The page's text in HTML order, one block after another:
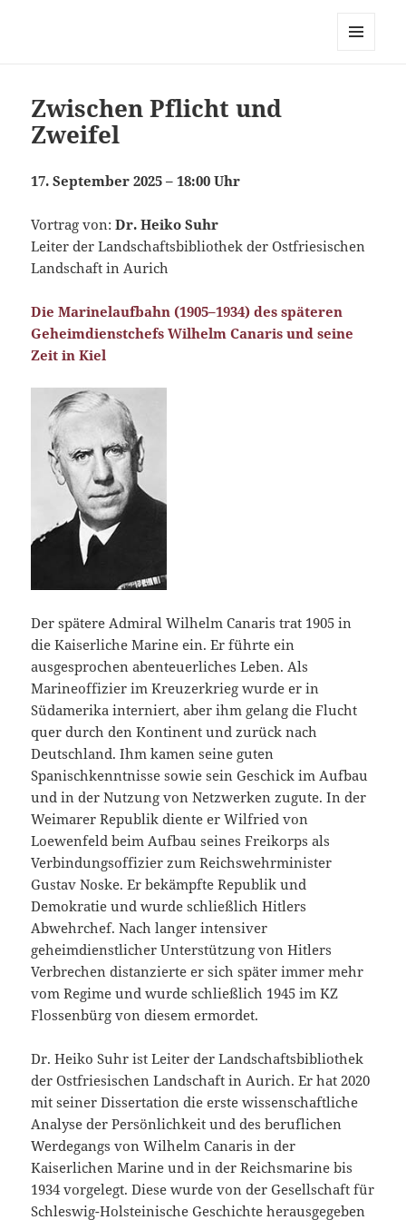
Zwischen Pflicht und
Zweifel
17. September 2025 – 18:00 Uhr
Vortrag von:Dr. Heiko Suhr
Leiter der Landschaftsbibliothek der Ostfriesischen
Landschaft in Aurich
Die Marinelaufbahn (1905–1934) des späteren
Geheimdienstchefs Wilhelm Canaris und seine
Zeit in Kiel
Der spätere Admiral Wilhelm Canaris trat 1905 in
die Kaiserliche Marine ein. Er führte ein
ausgesprochen abenteuerliches Leben. Als
Marineoffizier im Kreuzerkrieg wurde er in
Südamerika interniert, aber ihm gelang die Flucht
quer durch den Kontinent und zurück nach
Deutschland. Ihm kamen seine guten
Spanischkenntnisse sowie sein Geschick im Aufbau
und in der Nutzung von Netzwerken zugute. In der
Weimarer Republik diente er Wilfried von
Loewenfeld beim Aufbau seines Freikorps als
Verbindungsoffizier zum Reichswehrminister
Gustav Noske. Er bekämpfte Republik und
Demokratie und wurde schließlich Hitlers
Abwehrchef. Nach langer intensiver
geheimdienstlicher Unterstützung von Hitlers
Verbrechen distanzierte er sich später immer mehr
vom Regime und wurde schließlich 1945 im KZ
Flossenbürg von diesem ermordet.
Dr. Heiko Suhr ist Leiter der Landschaftsbibliothek
der Ostfriesischen Landschaft in Aurich. Er hat 2020
mit seiner Dissertation die erste wissenschaftliche
Analyse der Persönlichkeit und des beruflichen
Werdegangs von Wilhelm Canaris in der
Kaiserlichen Marine und in der Reichsmarine bis
1934 vorgelegt. Diese wurde von der Gesellschaft für
Schleswig-Holsteinische Geschichte herausgegeben